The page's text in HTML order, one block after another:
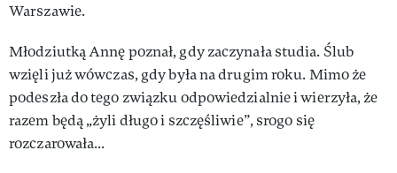
Warszawie.
Młodziutką Annę poznał, gdy zaczynała studia. Ślub
wzięli już wówczas, gdy była na drugim roku. Mimo że
podeszła do tego związku odpowiedzialnie i wierzyła, że
razem będą „żyli długo i szczęśliwie”, srogo się
rozczarowała...